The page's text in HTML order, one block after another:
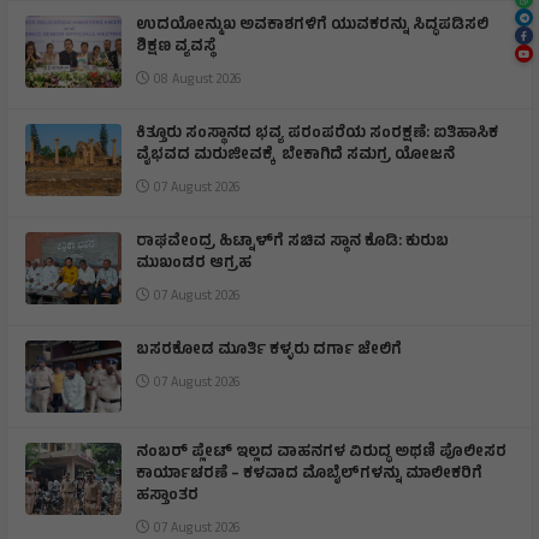
ಉದಯೋನ್ಮುಖ ಅವಕಾಶಗಳಿಗೆ ಯುವಕರನ್ನು ಸಿದ್ಧಪಡಿಸಲಿ
ಶಿಕ್ಷಣ ವ್ಯವಸ್ಥೆ
08 August 2026
ಕಿತ್ತೂರು ಸಂಸ್ಥಾನದ ಭವ್ಯ ಪರಂಪರೆಯ ಸಂರಕ್ಷಣೆ: ಐತಿಹಾಸಿಕ
ವೈಭವದ ಮರುಜೀವಕ್ಕೆ ಬೇಕಾಗಿದೆ ಸಮಗ್ರ ಯೋಜನೆ
07 August 2026
ರಾಘವೇಂದ್ರ ಹಿಟ್ನಾಳ್‌ಗೆ ಸಚಿವ ಸ್ಥಾನ ಕೊಡಿ: ಕುರುಬ
ಮುಖಂಡರ ಆಗ್ರಹ
07 August 2026
ಬಸರಕೋಡ ಮೂರ್ತಿ ಕಳ್ಳರು ದರ್ಗಾ ಜೇಲಿಗೆ
07 August 2026
ನಂಬರ್ ಪ್ಲೇಟ್ ಇಲ್ಲದ ವಾಹನಗಳ ವಿರುದ್ಧ ಅಥಣಿ ಪೊಲೀಸರ
ಕಾರ್ಯಾಚರಣೆ – ಕಳವಾದ ಮೊಬೈಲ್‌ಗಳನ್ನು ಮಾಲೀಕರಿಗೆ
ಹಸ್ತಾಂತರ
07 August 2026